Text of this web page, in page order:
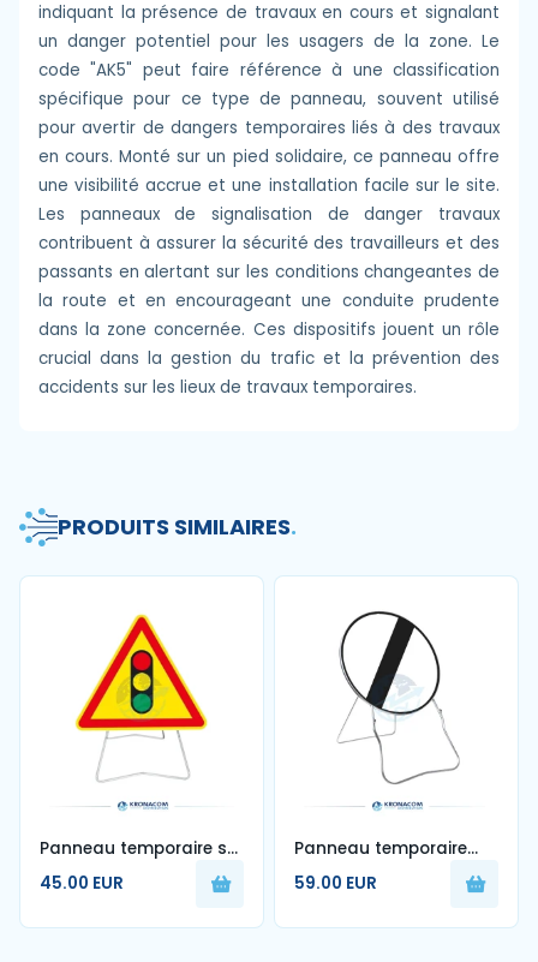
indiquant la présence de travaux en cours et signalant
un danger potentiel pour les usagers de la zone. Le
code "AK5" peut faire référence à une classification
spécifique pour ce type de panneau, souvent utilisé
pour avertir de dangers temporaires liés à des travaux
en cours. Monté sur un pied solidaire, ce panneau offre
une visibilité accrue et une installation facile sur le site.
Les panneaux de signalisation de danger travaux
contribuent à assurer la sécurité des travailleurs et des
passants en alertant sur les conditions changeantes de
la route et en encourageant une conduite prudente
dans la zone concernée. Ces dispositifs jouent un rôle
crucial dans la gestion du trafic et la prévention des
accidents sur les lieux de travaux temporaires.
PRODUITS SIMILAIRES.
Panneau temporaire sur
pied Feu Tricolore AK17 -
700 mm - Classe 1
45.00 EUR
Panneau temporaire
BK31 Classe 1 ''Fin
d'interdiction" sur pied
tailles disponibles
59.00 EUR